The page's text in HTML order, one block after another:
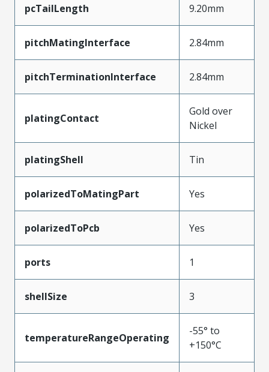
pcTailLength 9.20mm
pitchMatingInterface 2.84mm
pitchTerminationInterface 2.84mm
platingContact
Gold over
Nickel
platingShell Tin
polarizedToMatingPart Yes
polarizedToPcb Yes
ports 1
shellSize 3
temperatureRangeOperating
-55° to
+150°C